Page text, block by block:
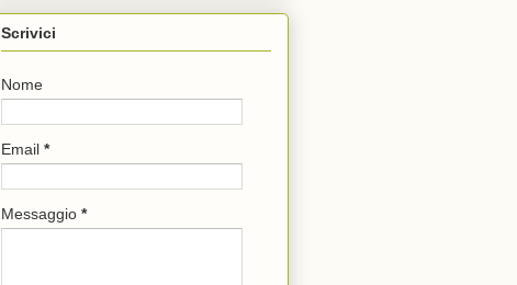
Scrivici
Nome
Email *
Messaggio *